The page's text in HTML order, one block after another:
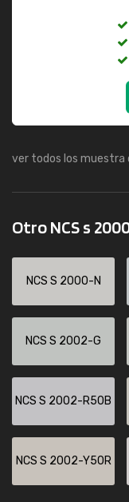
ver todos los muestra
Otro NCS s
NCS S 2000-N
NCS S 2002-G
NCS S 2002-R50B
NCS S 2002-Y50R